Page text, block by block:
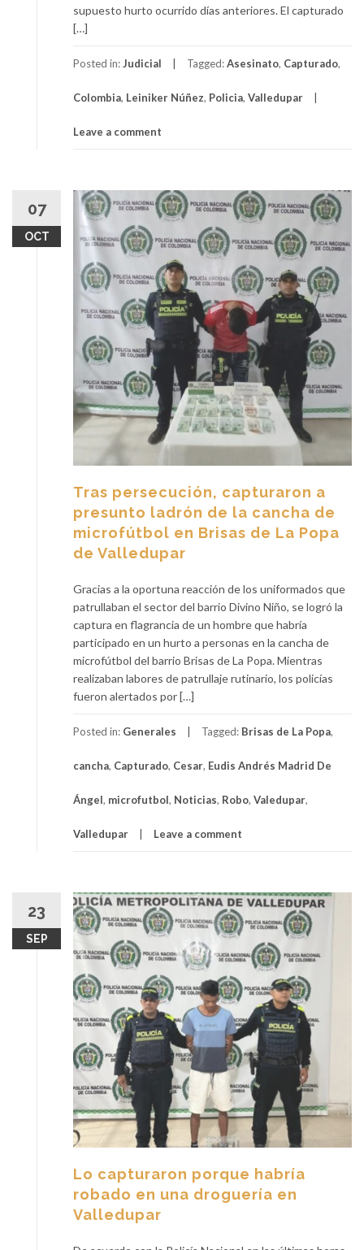
supuesto hurto ocurrido días anteriores. El capturado
[…]
Posted in:Judicial Tagged:Asesinato, Capturado,
Colombia, Leiniker Núñez, Policia, Valledupar
Leave a comment
07
OCT
Tras persecución, capturaron a
presunto ladrón de la cancha de
microfútbol en Brisas de La Popa
de Valledupar
Gracias a la oportuna reacción de los uniformados que
patrullaban el sector del barrio Divino Niño, se logró la
captura en flagrancia de un hombre que habría
participado en un hurto a personas en la cancha de
microfútbol del barrio Brisas de La Popa. Mientras
realizaban labores de patrullaje rutinario, los policías
fueron alertados por […]
Posted in: Generales Tagged: Brisas de La Popa,
cancha, Capturado, Cesar, Eudis Andrés Madrid De
Ángel, microfutbol, Noticias, Robo, Valedupar,
Valledupar Leave a comment
23
SEP
Lo capturaron porque habría
robado en una droguería en
Valledupar